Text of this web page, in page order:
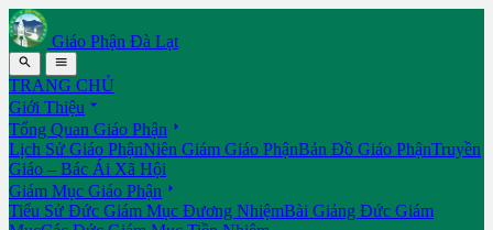
Giáo Phận Đà Lạt
 
TRANG CHỦ
Giới Thiệu 
Tổng Quan Giáo Phận 
Lịch Sử Giáo PhậnNiên Giám Giáo PhậnBản Đồ Giáo PhậnTruyền
Giáo – Bác Ái Xã Hội
Giám Mục Giáo Phận 
Tiểu Sử Đức Giám Mục Đương NhiệmBài Giảng Đức Giám